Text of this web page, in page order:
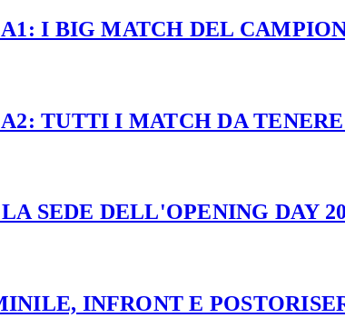
I BIG MATCH DEL
TUTTI I MATCH DA
SEDE DELL'OPENING DAY
INFRONT E